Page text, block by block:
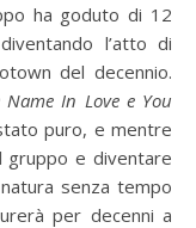
ha goduto di 12
l’atto di
del decennio.
In Love e You
puro, e mentre
gruppo e diventare
senza tempo
per decenni a